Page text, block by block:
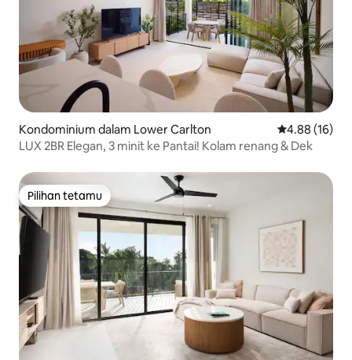
Kondominium dalam Lower Carlton Penarafan
4.88 (16)
LUX 2BR Elegan, 3 minit ke Pantai! Kolam renang & Dek
Pilihan tetamu
Pilihan tetamu